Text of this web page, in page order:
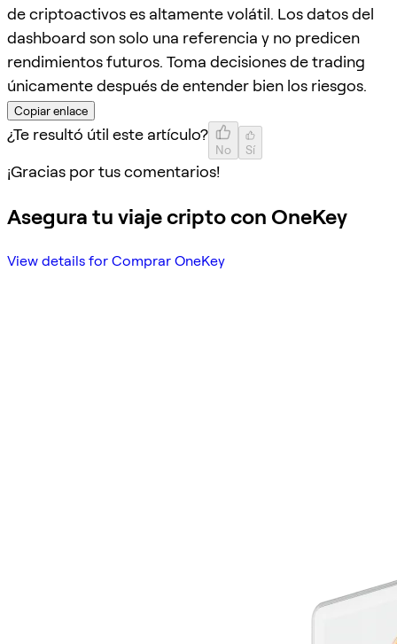
de criptoactivos es altamente volátil. Los datos del
dashboard son solo una referencia y no predicen
rendimientos futuros. Toma decisiones de trading
únicamente después de entender bien los riesgos.
Copiar enlace
¿Te resultó útil este artículo?
No Sí
¡Gracias por tus comentarios!
Asegura tu viaje cripto con OneKey
View details for Comprar OneKey